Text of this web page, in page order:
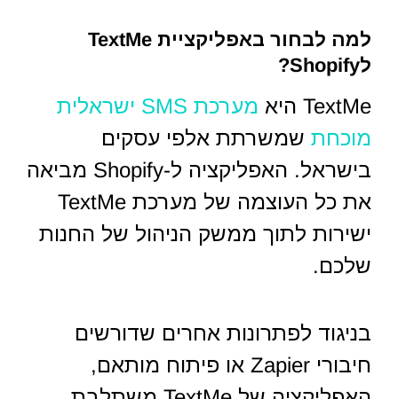
למה לבחור באפליקציית TextMe
לShopify?
TextMe היא
מערכת SMS ישראלית
מוכחת שמשרתת אלפי עסקים
בישראל. האפליקציה ל-Shopify מביאה
את כל העוצמה של מערכת TextMe
ישירות לתוך ממשק הניהול של החנות
שלכם.
בניגוד לפתרונות אחרים שדורשים
חיבורי Zapier או פיתוח מותאם,